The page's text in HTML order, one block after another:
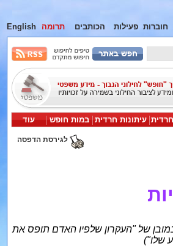
חוברות פעילות הכותבים תרומה English
עיתונות חרדית במות חופש עוד
לגירסת הדפסה
של "העקרון שלפיו האדם תופס את
שלו")